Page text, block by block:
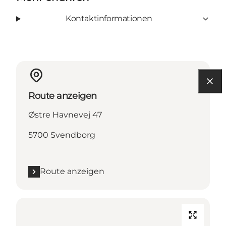
Kontaktinformationen
Route anzeigen
Østre Havnevej 47
5700 Svendborg
Route anzeigen